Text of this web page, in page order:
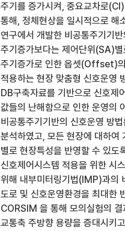
주기를 증가시켜, 중요교차로
통해, 정체현상을 일시적으로 해
연구에서 개발한 비공통주기기
주기증가보다는 제어단위(SA)
주기증가로 인한 옵셋(Offset)의
적용하는 현장 맞춤형 신호운영
DB구축자료를 기반으로 신호제
값들의 난해함으로 인한 운영의
비공통주기기반의 신호운영 방
분석하였고, 모든 현장에 대하여
별로 현장특성을 반영할 수 있도
신호제어시스템 적용을 위한 시
위해 내부미터링기법(IMP)과의
도로 및 신호운영환경을 최대한
CORSIM 을 통해 모의실험의
교통축 주방향 용량을 증대시키